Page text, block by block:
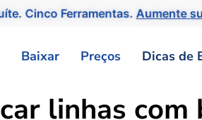
Cinco Ferramentas.Aumente
Baixar Preços Dicas de
linhas